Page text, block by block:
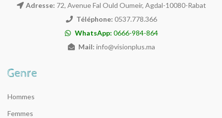
Adresse: 72, Avenue Fal Ould Oumeir, Agdal-10080-Rabat
Téléphone: 0537.778.366
WhatsApp: 0666-984-864
Mail: info@visionplus.ma
Hommes
Femmes